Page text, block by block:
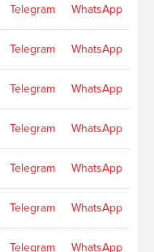
Telegram WhatsApp
Telegram WhatsApp
Telegram WhatsApp
Telegram WhatsApp
Telegram WhatsApp
Telegram WhatsApp
Telegram WhatsApp